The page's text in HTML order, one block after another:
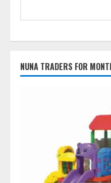
NUNA TRADERS FOR